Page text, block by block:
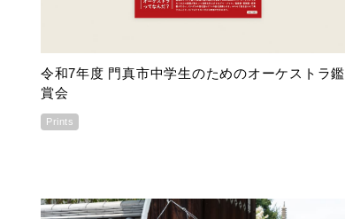
令和7年度 門真市中学生のためのオーケストラ鑑
賞会
Prints